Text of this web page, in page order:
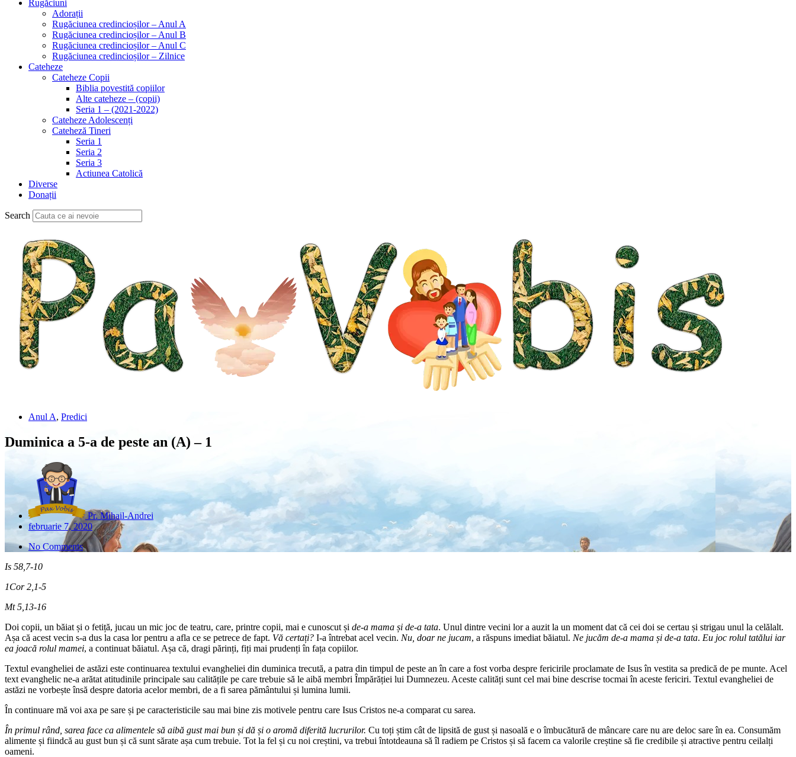
Rugăciuni
Adorații
Rugăciunea credincioșilor – Anul A
Rugăciunea credincioșilor – Anul B
Rugăciunea credincioșilor – Anul C
Rugăciunea credincioșilor – Zilnice
Cateheze
Cateheze Copii
Biblia povestită copiilor
Alte cateheze – (copii)
Seria 1 – (2021-2022)
Cateheze Adolescenți
Cateheză Tineri
Seria 1
Seria 2
Seria 3
Actiunea Catolică
Diverse
Donații
Search
Anul A, Predici
Duminica a 5-a de peste an (A) – 1
Pr. Mihail-Andrei
februarie 7, 2020
No Comments
Is 58,7-10
1Cor 2,1-5
Mt 5,13-16
Doi copii, un băiat și o fetiță, jucau un mic joc de teatru, care, printre copii, mai e cunoscut și de-a mama și de-a tata. Unul dintre vecini lor a auzit la un moment dat că cei doi se certau și strigau unul la celălalt.
Așa că acest vecin s-a dus la casa lor pentru a afla ce se petrece de fapt. Vă certați? I-a întrebat acel vecin. Nu, doar ne jucam, a răspuns imediat băiatul. Ne jucăm de-a mama și de-a tata. Eu joc rolul tatălui iar
ea joacă rolul mamei, a continuat băiatul. Așa că, dragi părinți, fiți mai prudenți în fața copiilor.
Textul evangheliei de astăzi este continuarea textului evangheliei din duminica trecută, a patra din timpul de peste an în care a fost vorba despre fericirile proclamate de Isus în vestita sa predică de pe munte. Acel
text evanghelic ne-a arătat atitudinile principale sau calitățile pe care trebuie să le aibă membri Împărăției lui Dumnezeu. Aceste calități sunt cel mai bine descrise tocmai în aceste fericiri. Textul evangheliei de
astăzi ne vorbește însă despre datoria acelor membri, de a fi sarea pământului și lumina lumii.
În continuare mă voi axa pe sare și pe caracteristicile sau mai bine zis motivele pentru care Isus Cristos ne-a comparat cu sarea.
În primul rând, sarea face ca alimentele să aibă gust mai bun și dă și o aromă diferită lucrurilor. Cu toți știm cât de lipsită de gust și nasoală e o îmbucătură de mâncare care nu are deloc sare în ea. Consumăm
alimente și fiindcă au gust bun și că sunt sărate așa cum trebuie. Tot la fel și cu noi creștini, va trebui întotdeauna să îl radiem pe Cristos și să facem ca valorile creștine să fie credibile și atractive pentru ceilalți
oameni.